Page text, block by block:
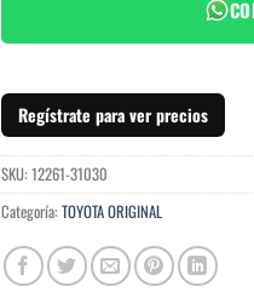
Regístrate para ver precios
SKU: 12261-31030
Categoría: TOYOTA ORIGINAL